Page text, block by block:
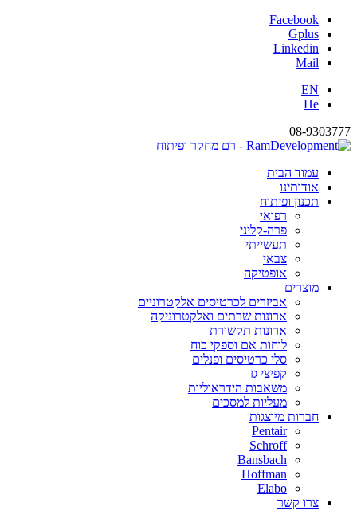
Facebook
Gplus
Linkedin
Mail
EN
He
08-9303777
עמוד הבית
אודותינו
תכנון ופיתוח
רפואי
פרה-קליני
תעשייתי
צבאי
אופטיקה
מוצרים
אביזרים לכרטיסים אלקטרוניים
ארונות שרתים ואלקטרוניקה
ארונות תקשורת
לוחות אם וספקי כוח
סלי כרטיסים ופנלים
קפיצי גז
משאבות הידראוליות
מעליות למסכים
חברות מיוצגות
Pentair
Schroff
Bansbach
Hoffman
Elabo
צרו קשר